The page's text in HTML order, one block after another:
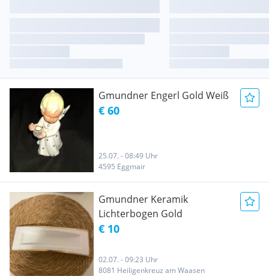
Gmundner Engerl Gold Weiß
€ 60
25.07. - 08:49 Uhr
4595 Eggmair
Gmundner Keramik
Lichterbogen Gold
€ 10
02.07. - 09:23 Uhr
8081 Heiligenkreuz am Waasen